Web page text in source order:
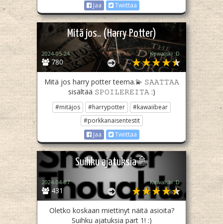
Jaa
Twiittaa
Mitä jos.. (Harry Potter)
780
2024-05-24 Kowalski :D
Mitä jos harry potter teema.💫 𝚂𝙰𝙰𝚃𝚃𝙰𝙰
sisältää 𝚂𝙿𝙾𝙸𝙻𝙴𝚁𝙴𝙸𝚃𝙰 :)
#mitäjos #harrypotter
#kawaiibear
#porkkanaisentestit
Jaa
Twiittaa
Suihku ajatuksia🚿
431
2024-04-07 Kowalski :D
Oletko koskaan miettinyt näitä asioita?
Suihku ajatuksia part 1! :)